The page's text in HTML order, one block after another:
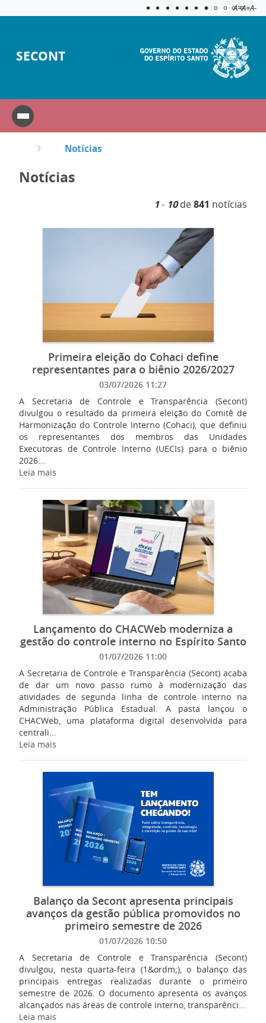
Aplicar
A=A+A-
SECONT
Notícias
Notícias
1- 10de841 notícias
Primeira eleição do Cohaci define
representantes para o biênio 2026/2027
03/07/2026 11:27
A Secretaria de Controle e Transparência (Secont)
divulgou o resultado da primeira eleição do Comitê de
Harmonização do Controle Interno (Cohaci), que definiu
os representantes dos membros das Unidades
Executoras de Controle Interno (UECIs) para o biênio
2026...
Leia mais
Lançamento do CHACWeb moderniza a
gestão do controle interno no Espírito Santo
01/07/2026 11:00
A Secretaria de Controle e Transparência (Secont) acaba
de dar um novo passo rumo à modernização das
atividades de segunda linha de controle interno na
Administração Pública Estadual. A pasta lançou o
CHACWeb, uma plataforma digital desenvolvida para
centrali...
Leia mais
Balanço da Secont apresenta principais
avanços da gestão pública promovidos no
primeiro semestre de 2026
01/07/2026 10:50
A Secretaria de Controle e Transparência (Secont)
divulgou, nesta quarta-feira (1&ordm;), o balanço das
principais entregas realizadas durante o primeiro
semestre de 2026. O documento apresenta os avanços
alcançados nas áreas de controle interno, transparênci...
Leia mais